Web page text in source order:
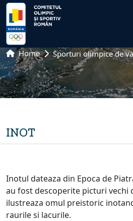
Home Sporturi olimpice de
INOT
Inotul dateaza din Epoca de
au fost descoperite picturi vechi
ilustreaza omul preistoric
raurile si lacurile.